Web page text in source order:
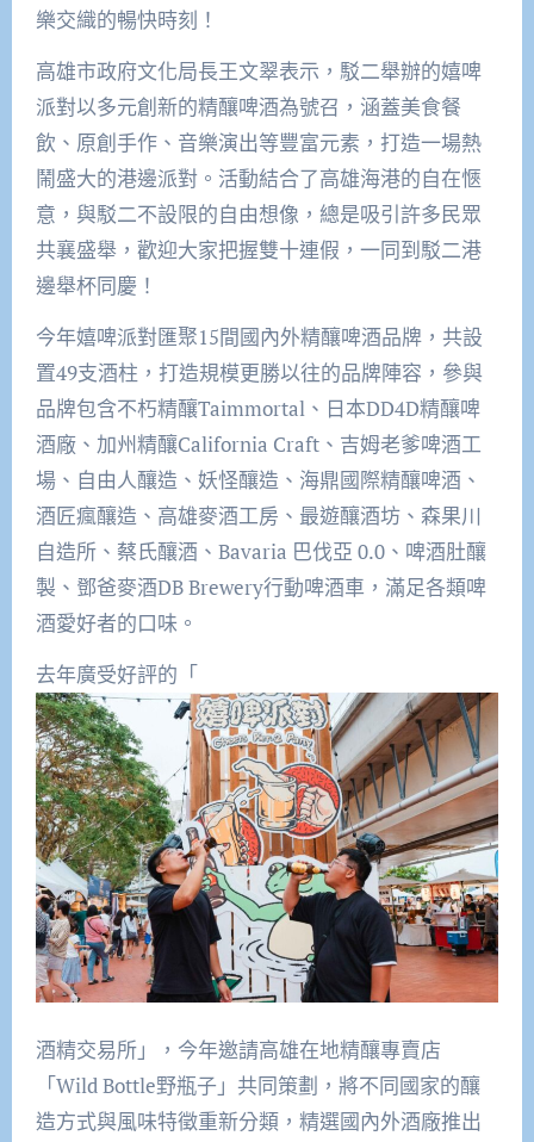
樂交織的暢快時刻！
高雄市政府文化局長王文翠表示，駁二舉辦的嬉啤
派對以多元創新的精釀啤酒為號召，涵蓋美食餐
飲、原創手作、音樂演出等豐富元素，打造一場熱
鬧盛大的港邊派對。活動結合了高雄海港的自在愜
意，與駁二不設限的自由想像，總是吸引許多民眾
共襄盛舉，歡迎大家把握雙十連假，一同到駁二港
邊舉杯同慶！
今年嬉啤派對匯聚15間國內外精釀啤酒品牌，共設
置49支酒柱，打造規模更勝以往的品牌陣容，參與
品牌包含不朽精釀Taimmortal、日本DD4D精釀啤
酒廠、加州精釀California Craft、吉姆老爹啤酒工
場、自由人釀造、妖怪釀造、海鼎國際精釀啤酒、
酒匠瘋釀造、高雄麥酒工房、最遊釀酒坊、森果川
自造所、蔡氏釀酒、Bavaria 巴伐亞 0.0、啤酒肚釀
製、鄧爸麥酒DB Brewery行動啤酒車，滿足各類啤
酒愛好者的口味。
去年廣受好評的「
酒精交易所」，今年邀請高雄在地精釀專賣店
「Wild Bottle野瓶子」共同策劃，將不同國家的釀
造方式與風味特徵重新分類，精選國內外酒廠推出